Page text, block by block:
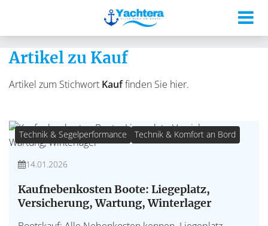
Artikel zu Kauf
Artikel zum Stichwort Kauffinden Sie hier.
Technik & Segelperformance Technik & Komfort an Bord
14.01.2026
Kaufnebenkosten Boote: Liegeplatz,
Versicherung, Wartung, Winterlager